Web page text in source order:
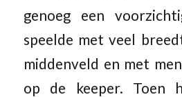
genoeg een
speelde met veel
middenveld en met
op de keeper. Toen